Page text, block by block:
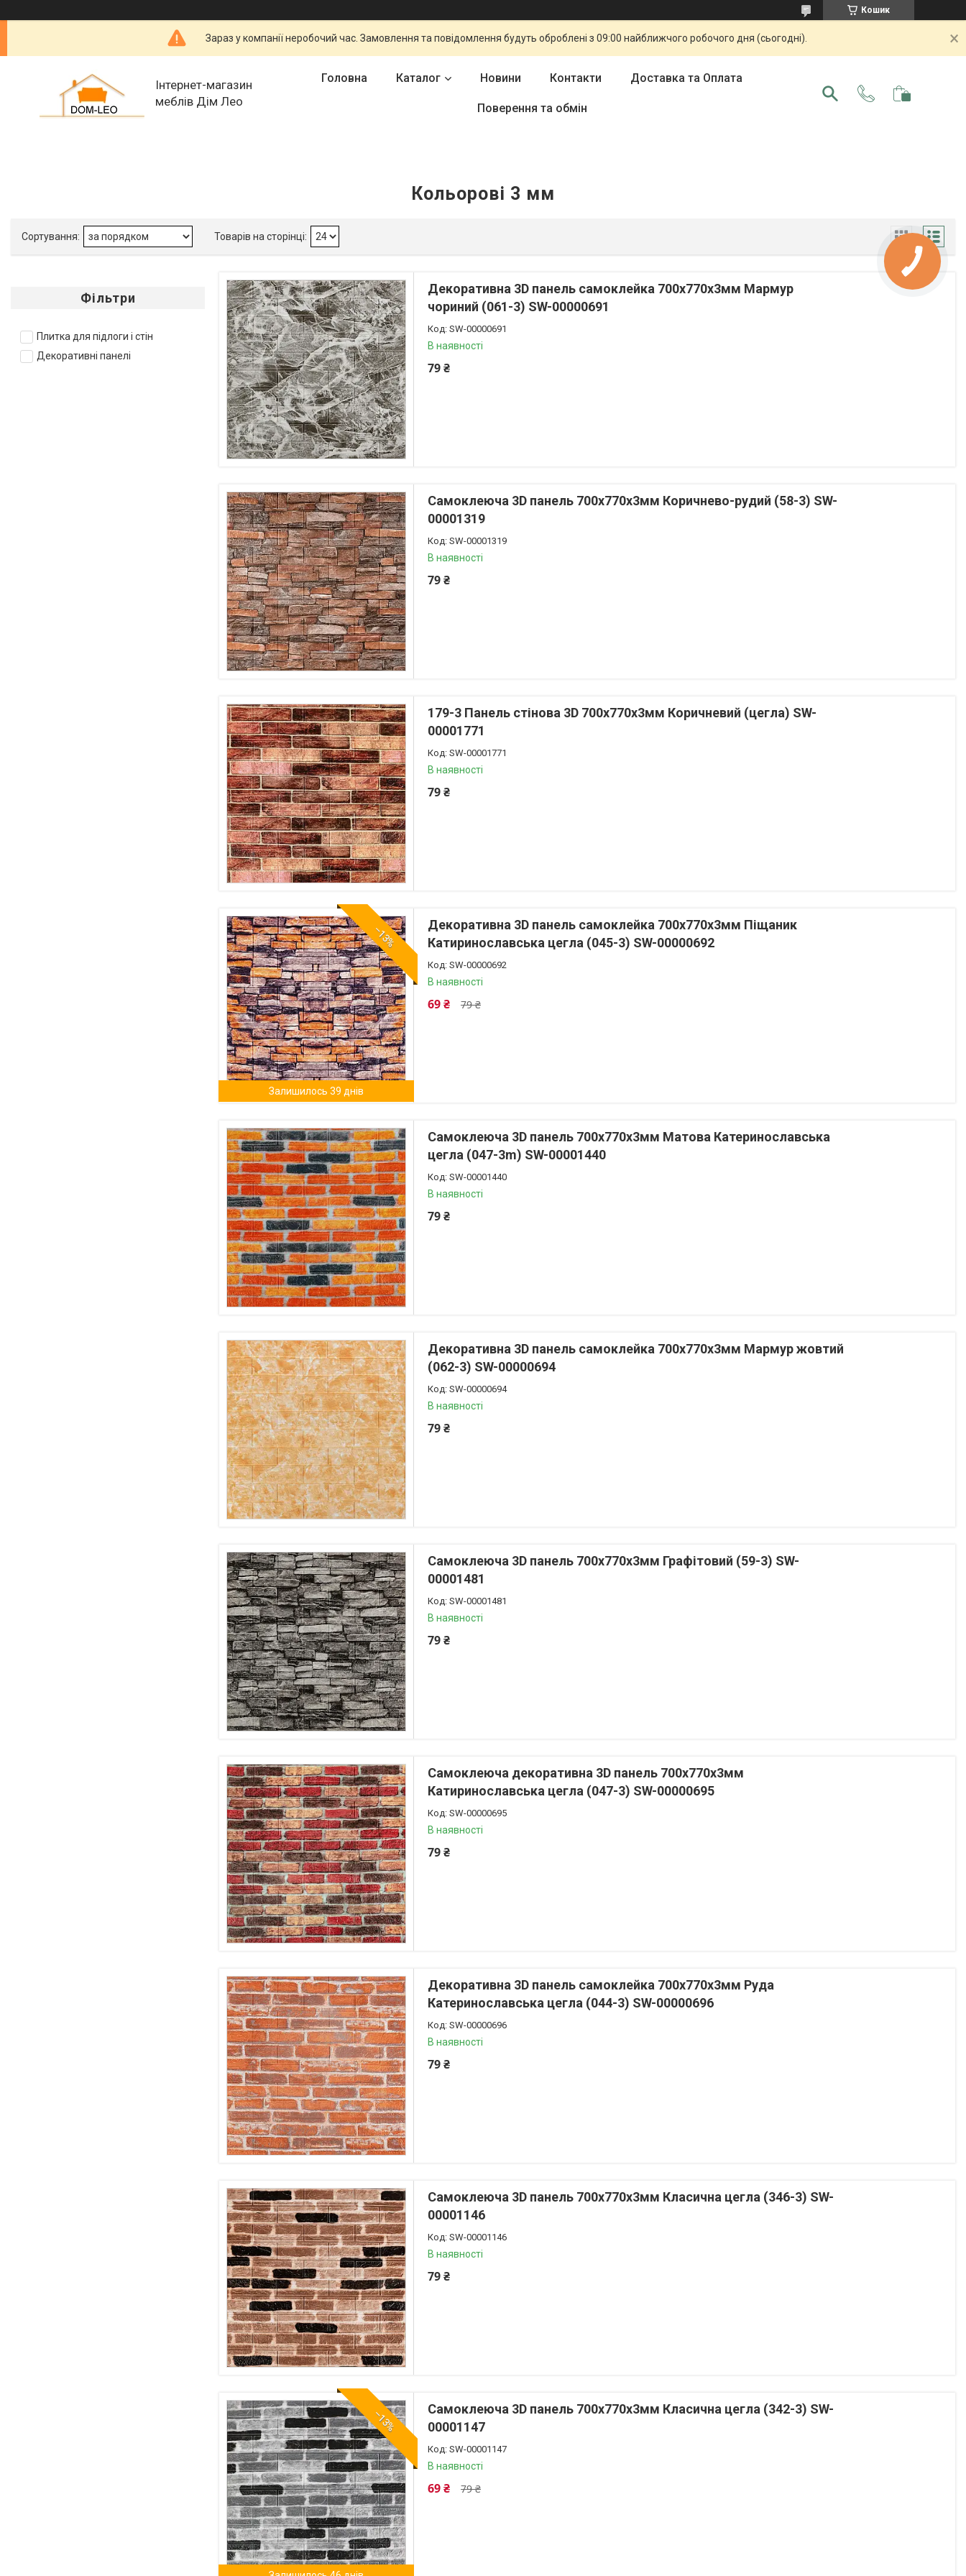
Кошик
Зараз у компанії неробочий час. Замовлення та повідомлення будуть оброблені з 09:00 найближчого робочого дня (сьогодні).
Інтернет-магазин
меблів Дім Лео
Головна Каталог Новини Контакти Доставка та Оплата
Поверення та обмін
Кольорові 3 мм
Фільтри
Плитка для підлоги і стін
Декоративні панелі
Декоративна 3D панель самоклейка 700х770х3мм Мармур
чориний (061-3) SW-00000691
SW-00000691
В наявності
79 ₴
Самоклеюча 3D панель 700x770x3мм Коричнево-рудий (58-3) SW-
00001319
SW-00001319
В наявності
79 ₴
179-3 Панель стінова 3D 700х770х3мм Коричневий (цегла) SW-
00001771
SW-00001771
В наявності
79 ₴
–13%
Залишилось 39 днів
Декоративна 3D панель самоклейка 700х770х3мм Піщаник
Катиринославська цегла (045-3) SW-00000692
SW-00000692
В наявності
79 ₴
69 ₴
Самоклеюча 3D панель 700х770х3мм Матова Катеринославська
цегла (047-3m) SW-00001440
SW-00001440
В наявності
79 ₴
Декоративна 3D панель самоклейка 700х770х3мм Мармур жовтий
(062-3) SW-00000694
SW-00000694
В наявності
79 ₴
Самоклеюча 3D панель 700x770x3мм Графітовий (59-3) SW-
00001481
SW-00001481
В наявності
79 ₴
Самоклеюча декоративна 3D панель 700х770х3мм
Катиринославська цегла (047-3) SW-00000695
SW-00000695
В наявності
79 ₴
Декоративна 3D панель самоклейка 700х770х3мм Руда
Катеринославська цегла (044-3) SW-00000696
SW-00000696
В наявності
79 ₴
Самоклеюча 3D панель 700х770х3мм Класична цегла (346-3) SW-
00001146
SW-00001146
В наявності
79 ₴
–13%
Самоклеюча 3D панель 700х770х3мм Класична цегла (342-3) SW-
00001147
SW-00001147
В наявності
79 ₴
69 ₴